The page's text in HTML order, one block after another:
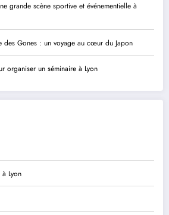
grande scène sportive et événementielle à
des Gones : un voyage au cœur du Japon
organiser un séminaire à Lyon
Lyon